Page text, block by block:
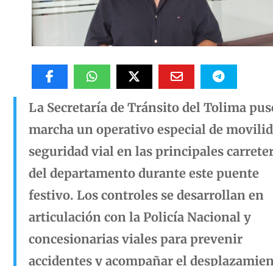
La Secretaría de Tránsito del Tolima
marcha un operativo especial de
seguridad vial en las principales
del departamento durante este puente
festivo. Los controles se desarrollan en
articulación con la Policía Nacional y
concesionarias viales para prevenir
accidentes y acompañar el